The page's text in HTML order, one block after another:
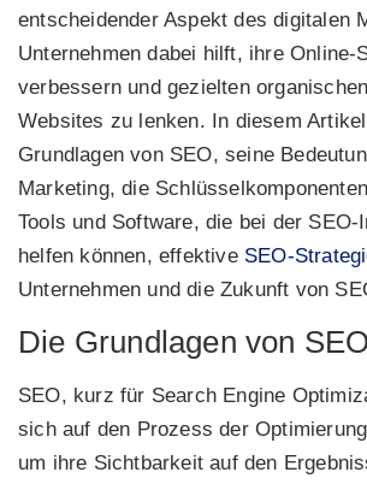
entscheidender Aspekt des digitalen
Unternehmen dabei hilft, ihre Online-
verbessern und gezielten
Websites zu lenken. In diesem
Grundlagen von SEO, seine
Marketing, die
Tools und Software, die bei der SEO-
helfen können, effektive SEO-
Unternehmen und die Zukunft von
Die Grundlagen von
SEO, kurz für Search Engine
sich auf den Prozess der
um ihre Sichtbarkeit auf den